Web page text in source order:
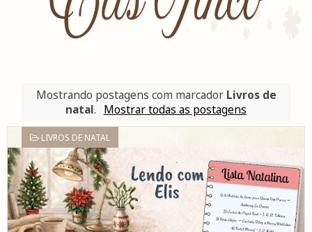
Mostrando postagens com marcador Livros de
natal. Mostrar todas as postagens
LIVROS DE NATAL